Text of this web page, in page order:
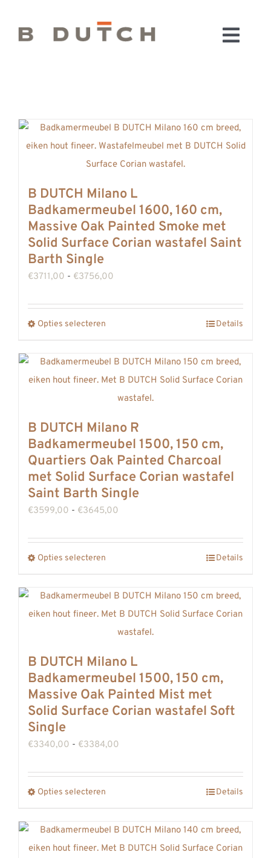
inhoud
KEUKENS
MATERIALEN
WINKELWAGEN
OUTLET
INFO
CONTACT
B DUTCH Milano L
Badkamermeubel 1600, 160 cm,
Massive Oak Painted Smoke met
Solid Surface Corian wastafel Saint
Barth Single
€3711,00 - €3756,00
tot
Opties selecteren
heeft
meerdere
variaties.
optie
kan
gekozen
worden
op
productpagina
Details
B DUTCH Milano R
Badkamermeubel 1500, 150 cm,
Quartiers Oak Painted Charcoal
met Solid Surface Corian wastafel
Saint Barth Single
€3599,00 - €3645,00
tot
Opties selecteren
heeft
meerdere
variaties.
optie
kan
gekozen
op
productpagina
Details
B DUTCH Milano L
Badkamermeubel 1500, 150 cm,
Massive Oak Painted Mist met
Solid Surface Corian wastafel Soft
Single
€3340,00 - €3384,00
tot
Opties selecteren
heeft
meerdere
Details